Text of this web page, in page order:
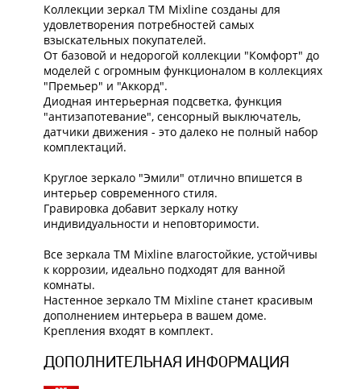
Коллекции зеркал ТМ Mixline созданы для
удовлетворения потребностей самых
взыскательных покупателей.
От базовой и недорогой коллекции "Комфорт" до
моделей с огромным функционалом в коллекциях
"Премьер" и "Аккорд".
Диодная интерьерная подсветка, функция
"антизапотевание", сенсорный выключатель,
датчики движения - это далеко не полный набор
комплектаций.
Круглое зеркало "Эмили" отлично впишется в
интерьер современного стиля.
Гравировка добавит зеркалу нотку
индивидуальности и неповторимости.
Все зеркала ТM Mixline влагостойкие, устойчивы
к коррозии, идеально подходят для ванной
комнаты.
Настенное зеркало ТМ Mixline станет красивым
дополнением интерьера в вашем доме.
Крепления входят в комплект.
ДОПОЛНИТЕЛЬНАЯ ИНФОРМАЦИЯ